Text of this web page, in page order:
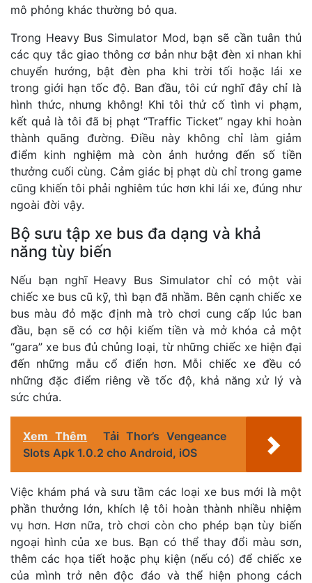
mô phỏng khác thường bỏ qua.
Trong Heavy Bus Simulator Mod, bạn sẽ cần tuân thủ
các quy tắc giao thông cơ bản như bật đèn xi nhan khi
chuyển hướng, bật đèn pha khi trời tối hoặc lái xe
trong giới hạn tốc độ. Ban đầu, tôi cứ nghĩ đây chỉ là
hình thức, nhưng không! Khi tôi thử cố tình vi phạm,
kết quả là tôi đã bị phạt “Traffic Ticket” ngay khi hoàn
thành quãng đường. Điều này không chỉ làm giảm
điểm kinh nghiệm mà còn ảnh hưởng đến số tiền
thưởng cuối cùng. Cảm giác bị phạt dù chỉ trong game
cũng khiến tôi phải nghiêm túc hơn khi lái xe, đúng như
ngoài đời vậy.
Bộ sưu tập xe bus đa dạng và khả
năng tùy biến
Nếu bạn nghĩ Heavy Bus Simulator chỉ có một vài
chiếc xe bus cũ kỹ, thì bạn đã nhầm. Bên cạnh chiếc xe
bus màu đỏ mặc định mà trò chơi cung cấp lúc ban
đầu, bạn sẽ có cơ hội kiếm tiền và mở khóa cả một
“gara” xe bus đủ chủng loại, từ những chiếc xe hiện đại
đến những mẫu cổ điển hơn. Mỗi chiếc xe đều có
những đặc điểm riêng về tốc độ, khả năng xử lý và
sức chứa.
Xem Thêm
Tải Thor’s Vengeance
Slots Apk 1.0.2 cho Android, iOS
Việc khám phá và sưu tầm các loại xe bus mới là một
phần thưởng lớn, khích lệ tôi hoàn thành nhiều nhiệm
vụ hơn. Hơn nữa, trò chơi còn cho phép bạn tùy biến
ngoại hình của xe bus. Bạn có thể thay đổi màu sơn,
thêm các họa tiết hoặc phụ kiện (nếu có) để chiếc xe
của mình trở nên độc đáo và thể hiện phong cách